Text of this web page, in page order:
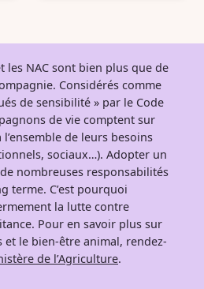
les NAC sont bien plus que de
Considérés comme
de sensibilité » par le Code
de vie comptent sur
de leurs besoins
sociaux…). Adopter un
nombreuses responsabilités
terme. C’est pourquoi
la lutte contre
Pour en savoir plus sur
et le bien-être animal, rendez-
de l’Agriculture.